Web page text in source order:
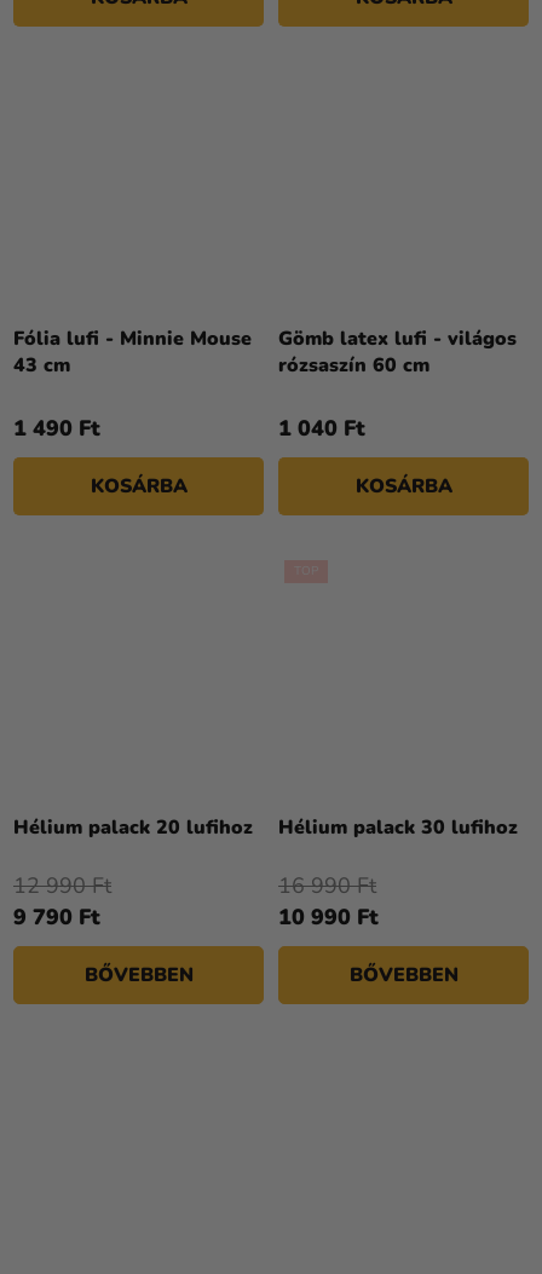
Fólia lufi - Minnie Mouse
43 cm
1 490 Ft
KOSÁRBA
Gömb latex lufi - világos
rózsaszín 60 cm
1 040 Ft
KOSÁRBA
Hélium palack 20 lufihoz
9 790 Ft
12 990 Ft
BŐVEBBEN
Hélium palack 30 lufihoz
termék
átlagos
4,3
csillag.
10 990 Ft
16 990 Ft
BŐVEBBEN